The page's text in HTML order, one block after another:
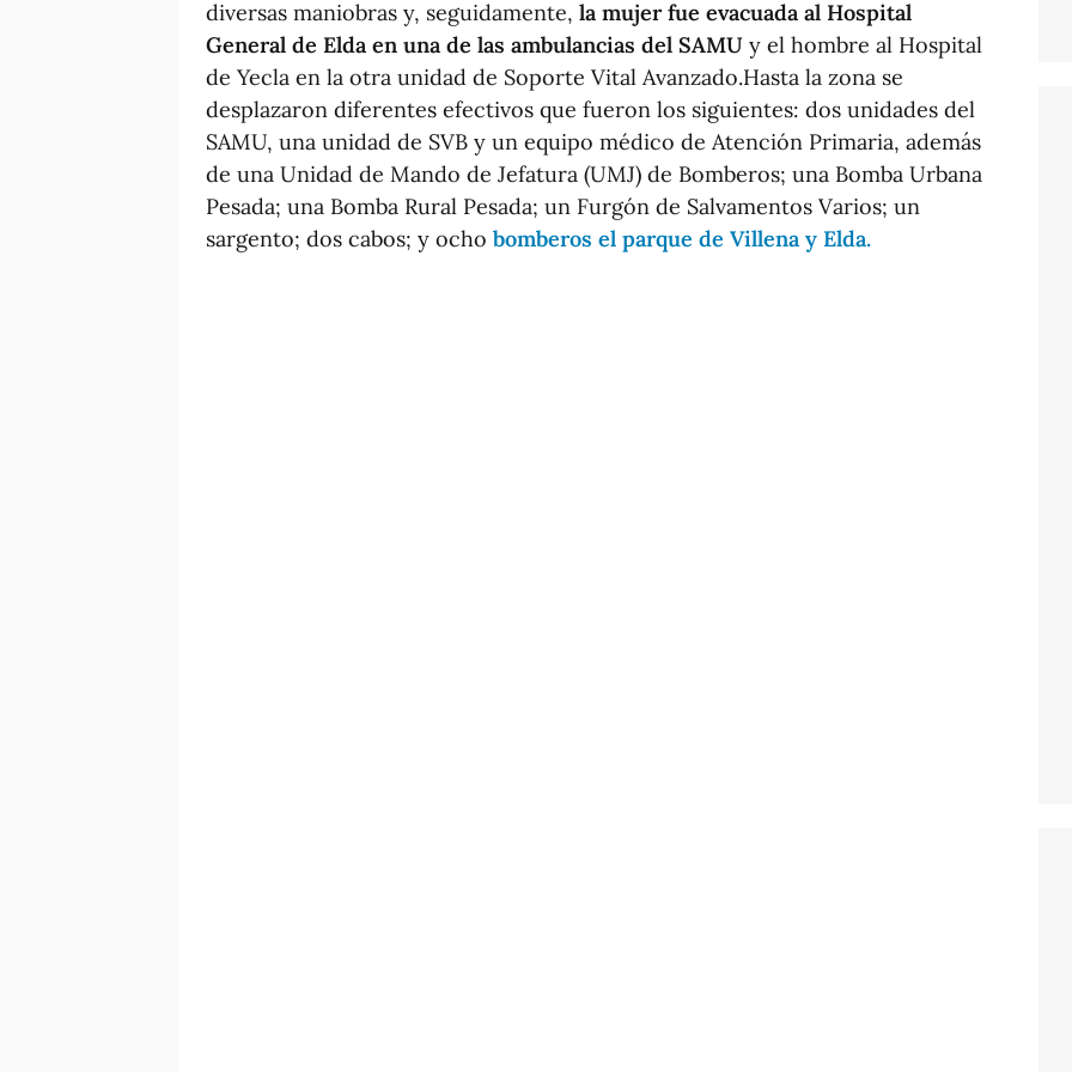
diversas maniobras y, seguidamente, la mujer fue evacuada al Hospital
General de Elda en una de las ambulancias del SAMU y el hombre al Hospital
de Yecla en la otra unidad de Soporte Vital Avanzado.Hasta la zona se
desplazaron diferentes efectivos que fueron los siguientes: dos unidades del
SAMU, una unidad de SVB y un equipo médico de Atención Primaria, además
de una Unidad de Mando de Jefatura (UMJ) de Bomberos; una Bomba Urbana
Pesada; una Bomba Rural Pesada; un Furgón de Salvamentos Varios; un
sargento; dos cabos; y ocho bomberos el parque de Villena y Elda.